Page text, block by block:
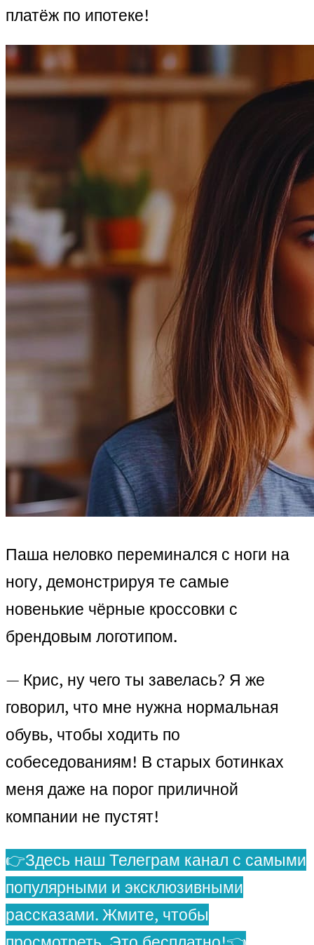
платёж по ипотеке!
Паша неловко переминался с ноги на
ногу, демонстрируя те самые
новенькие чёрные кроссовки с
брендовым логотипом.
— Крис, ну чего ты завелась? Я же
говорил, что мне нужна нормальная
обувь, чтобы ходить по
собеседованиям! В старых ботинках
меня даже на порог приличной
компании не пустят!
👉Здесь наш Телеграм канал с самыми
популярными и эксклюзивными
рассказами. Жмите, чтобы